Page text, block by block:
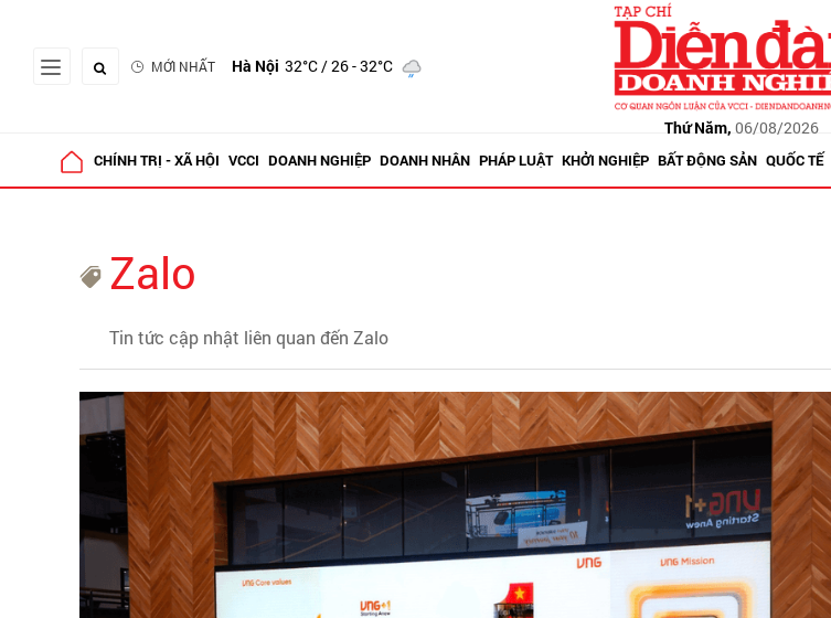
MỚI NHẤT Hà Nội 32°C/ 26 - 32°C
Thứ Năm, 06/08/2026
CHÍNH TRỊ - XÃ HỘI VCCI DOANH NGHIỆP DOANH NHÂN PHÁP LUẬT KHỞI NGHIỆP BẤT ĐỘNG SẢN QUỐC TẾ
Zalo
Tin tức cập nhật liên quan đến Zalo